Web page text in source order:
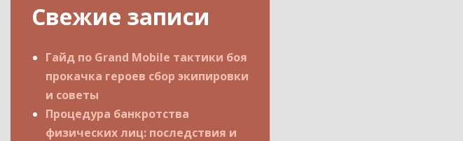
Свежие записи
Гайд по Grand Mobile тактики боя
прокачка героев сбор экипировки
и советы
Процедура банкротства
физических лиц: последствия и